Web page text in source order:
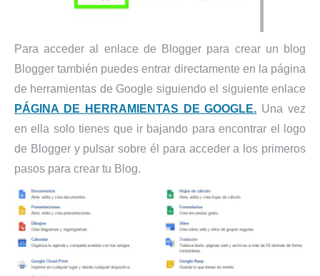
Para acceder al enlace de Blogger para crear un blog
Blogger también puedes entrar directamente en la página
de herramientas de Google siguiendo el siguiente enlace
PÁGINA DE HERRAMIENTAS DE GOOGLE. Una vez
en ella solo tienes que ir bajando para encontrar el logo
de Blogger y pulsar sobre él para acceder a los primeros
pasos para crear tu Blog.